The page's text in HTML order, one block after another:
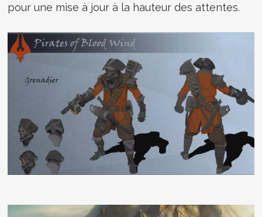
pour une mise à jour à la hauteur des attentes.